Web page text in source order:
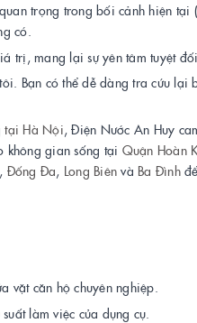
trọng trong bối cảnh hiện tại
có.
trị, mang lại sự yên tâm tuyệt đối
Bạn có thể dễ dàng tra cứu lại
tại Hà Nội, Điện Nước An Huy
không gian sống tại Quận Hoàn
, Đống Đa, Long Biên và Ba Đình
vặt căn hộ chuyên nghiệp.
làm việc của dụng cụ.